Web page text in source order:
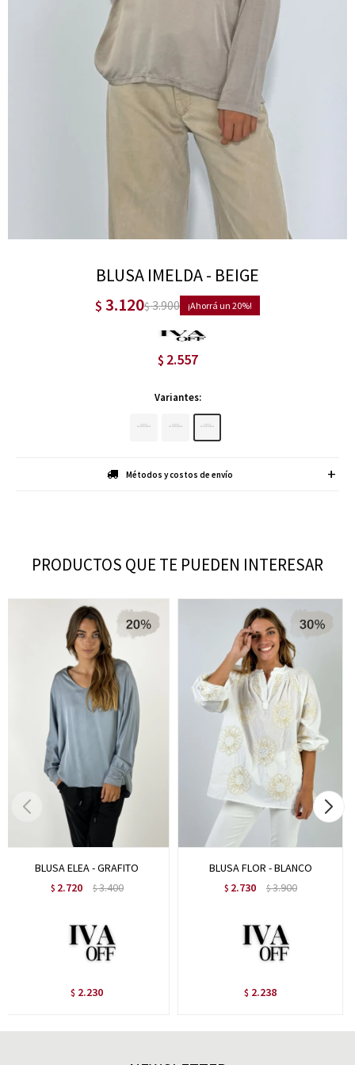
BLUSA IMELDA - BEIGE
$ 3.120$3.900 20
$ 2.557
Variantes:
Métodos y costos de envío
PRODUCTOS QUE TE PUEDEN INTERESAR
BLUSA ELEA - GRAFITO
$ 2.720 $3.400
$ 2.230
BLUSA FLOR - BLANCO
$ 2.730 $3.900
$ 2.238